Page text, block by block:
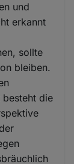
und
erkannt
sollte
bleiben.
besteht die